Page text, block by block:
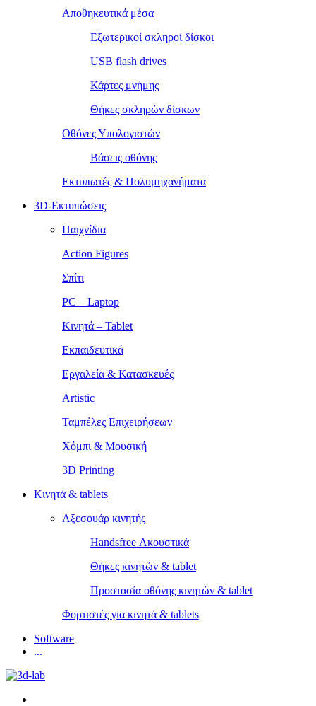
Αποθηκευτικά μέσα
Εξωτερικοί σκληροί δίσκοι
USB flash drives
Κάρτες μνήμης
Θήκες σκληρών δίσκων
Οθόνες Υπολογιστών
Βάσεις οθόνης
Εκτυπωτές & Πολυμηχανήματα
3D-Εκτυπώσεις
Παιχνίδια
Action Figures
Σπίτι
PC – Laptop
Κινητά – Tablet
Εκπαιδευτικά
Εργαλεία & Κατασκευές
Artistic
Ταμπέλες Επιχειρήσεων
Χόμπι & Μουσική
3D Printing
Κινητά & tablets
Αξεσουάρ κινητής
Handsfree Ακουστικά
Θήκες κινητών & tablet
Προστασία οθόνης κινητών & tablet
Φορτιστές για κινητά & tablets
Software
...